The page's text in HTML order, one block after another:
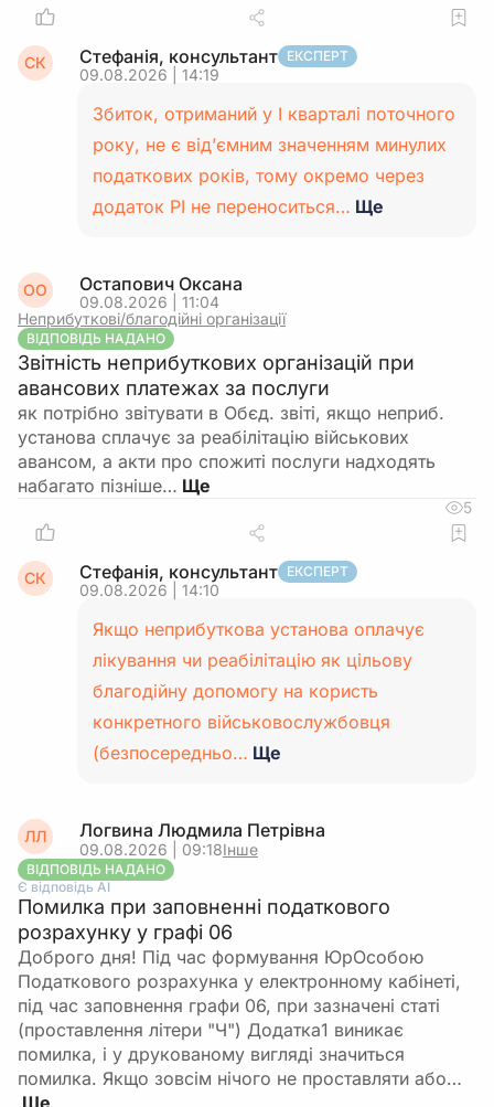
СК Стефанія, консультант ЕКСПЕРТ
09.08.2026 | 14:19
Збиток, отриманий у І кварталі поточного
року, не є від’ємним значенням минулих
податкових років, тому окремо через
додаток РІ не переноситься… Ще
ОО Остапович Оксана
09.08.2026 | 11:04
Неприбуткові/благодійні організації
ВІДПОВІДЬ НАДАНО
Звітність неприбуткових організацій при
авансових платежах за послуги
як потрібно звітувати в Обєд. звіті, якщо неприб.
установа сплачує за реабілітацію військових
авансом, а акти про спожиті послуги надходять
набагато пізніше…
5
СК Стефанія, консультант ЕКСПЕРТ
09.08.2026 | 14:10
Якщо неприбуткова установа оплачує
лікування чи реабілітацію як цільову
благодійну допомогу на користь
конкретного військовослужбовця
(безпосередньо… Ще
ЛЛ Логвина Людмила Петрівна
09.08.2026 | 09:18Інше
ВІДПОВІДЬ НАДАНО
Є відповідь АІ
Помилка при заповненні податкового
розрахунку у графі 06
Доброго дня! Під час формування ЮрОсобою
Податкового розрахунка у електронному кабінеті,
під час заповнення графи 06, при зазначені статі
(проставлення літери "Ч") Додатка1 виникає
помилка, і у друкованому вигляді значиться
помилка. Якщо зовсім нічого не проставляти або…